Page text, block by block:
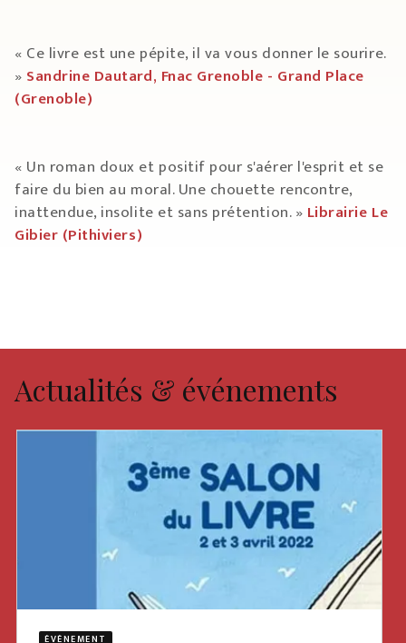
« Ce livre est une pépite, il va vous donner le sourire.
» Sandrine Dautard, Fnac Grenoble - Grand Place
(Grenoble)
« Un roman doux et positif pour s'aérer l'esprit et se
faire du bien au moral. Une chouette rencontre,
inattendue, insolite et sans prétention. » Librairie Le
Gibier (Pithiviers)
Actualités & événements
ÉVÈNEMENT